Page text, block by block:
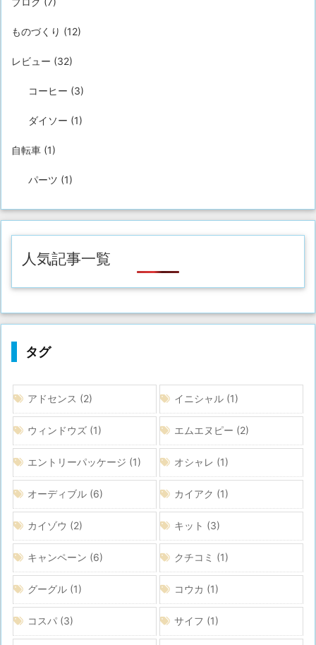
ものづくり (12)
レビュー (32)
コーヒー (3)
ダイソー (1)
自転車 (1)
パーツ (1)
人気記事一覧
タグ
アドセンス (2) イニシャル (1)
ウィンドウズ (1) エムエヌピー (2)
エントリーパッケージ (1) オシャレ (1)
オーディブル (6) カイアク (1)
カイゾウ (2) キット (3)
キャンペーン (6) クチコミ (1)
グーグル (1) コウカ (1)
コスパ (3) サイフ (1)